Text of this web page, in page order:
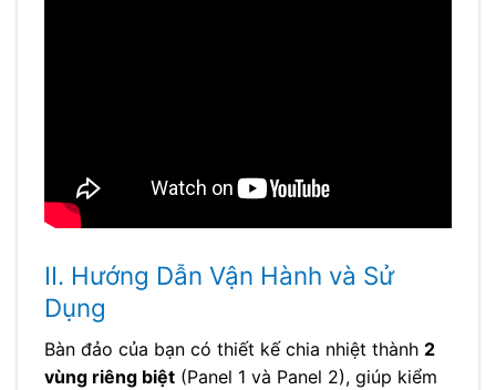
II. Hướng Dẫn Vận Hành và Sử
Dụng
Bàn đảo của bạn có thiết kế chia nhiệt thành 2
vùng riêng biệt (Panel 1 và Panel 2), giúp kiểm